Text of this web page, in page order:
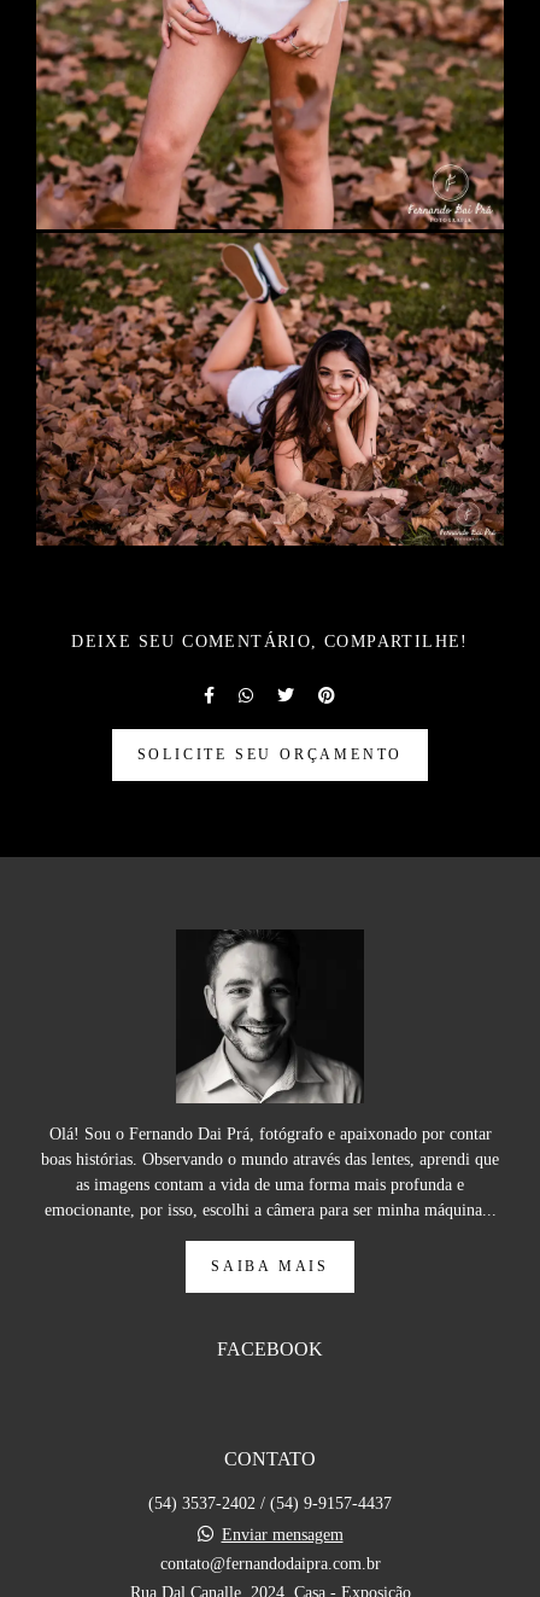
DEIXE SEU COMENTÁRIO, COMPARTILHE!
SOLICITE SEU ORÇAMENTO
Olá! Sou o Fernando Dai Prá, fotógrafo e apaixonado por contar
boas histórias. Observando o mundo através das lentes, aprendi que
as imagens contam a vida de uma forma mais profunda e
emocionante, por isso, escolhi a câmera para ser minha máquina...
SAIBA MAIS
FACEBOOK
CONTATO
(54) 3537-2402 / (54) 9-9157-4437
Enviar mensagem
contato@fernandodaipra.com.br
Rua Dal Canalle, 2024, Casa - Exposição